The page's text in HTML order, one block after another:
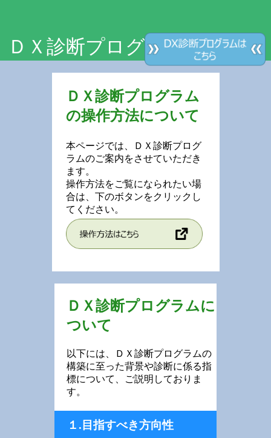
ＤＸ診断プログラムのご案内
ＤＸ診断プログラム
の操作方法について
本ページでは、ＤＸ診断プログ
ラムのご案内をさせていただき
ます。
操作方法をご覧になられたい場
合は、下のボタンをクリックし
てください。
ＤＸ診断プログラムに
ついて
以下には、ＤＸ診断プログラムの
構築に至った背景や診断に係る指
標について、ご説明しておりま
す。
１.目指すべき方向性